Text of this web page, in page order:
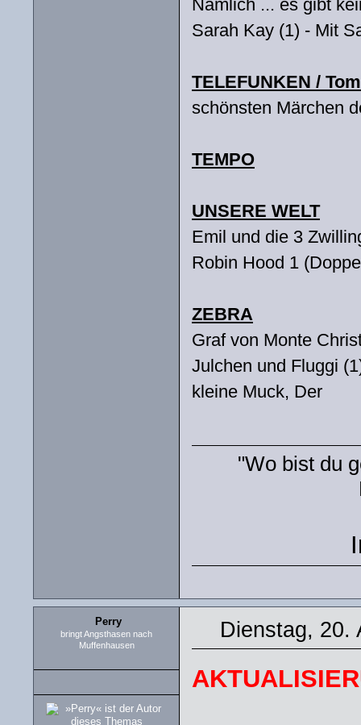
Nämlich ... es gibt
Sarah Kay (1) - Mit
TELEFUNKEN /
schönsten Märchen
TEMPO
UNSERE WELT
Emil und die 3
Robin Hood 1
ZEBRA
Graf von Monte
Julchen und Fluggi
kleine Muck, Der
"Wo bist du
Perry
bringt Angsthasen nach
Muffenhausen
Dienstag, 20.